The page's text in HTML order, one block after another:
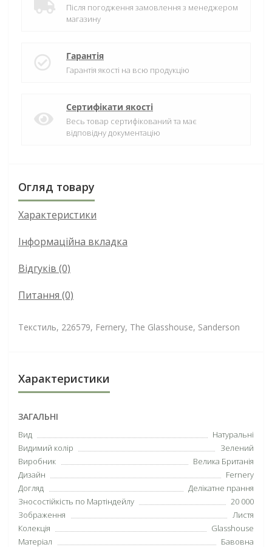
Після погодження замовлення з менеджером
магазину
Гарантія
Гарантія якості на всю продукцію
Сертифікати якості
Весь товар сертифікований та має
відповідну документацію
Огляд товару
Характеристики
Інформаційна вкладка
Відгуків (0)
Питання (0)
Текстиль, 226579, Fernery, The Glasshouse, Sanderson
Характеристики
ЗАГАЛЬНІ
Вид
Натуральні
Видимий колір
Зелений
Виробник
Велика Британія
Дизайн
Fernery
Догляд
Делікатне прання
Зносостійкість по Мартіндейлу
20 000
Зображення
Листя
Колекція
Glasshouse
Матеріал
Бавовна